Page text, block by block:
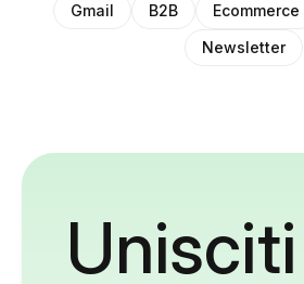
Gmail
B2B Ecommerce
Newsletter